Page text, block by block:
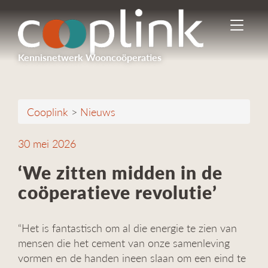
Kennisnetwerk Wooncoöperaties
I
n
-
i
Cooplink > Nieuws
30 mei 2026
‘We zitten midden in de
coöperatieve revolutie’
“Het is fantastisch om al die energie te zien van
mensen die het cement van onze samenleving
vormen en de handen ineen slaan om een eind te